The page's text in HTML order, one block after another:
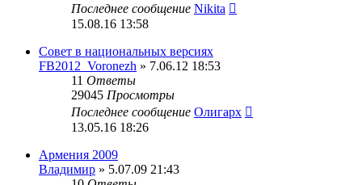
Последнее сообщение Nikita
15.08.16 13:58
Совет в национальных версиях
FB2012_Voronezh » 7.06.12 18:53
11 Ответы
29045 Просмотры
Последнее сообщение Олигарх
13.05.16 18:26
Армения 2009
Владимир » 5.07.09 21:43